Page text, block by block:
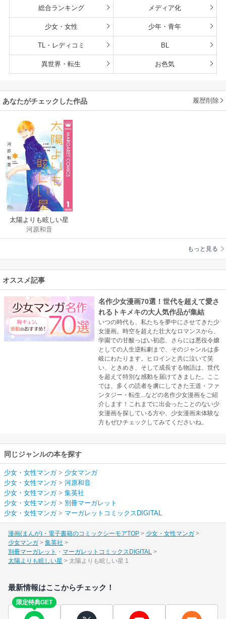
総合ランキング メディア化
少女・女性 少年・青年
TL・レディコミ BL
異世界・転生 お色気
あなたがチェックした作品 履歴削除
太陽よりも眩しい星
河原和音
もっと見る
オススメ記事
名作少女漫画70選！世代を超えて愛さ
れるトキメキの大人気作品が集結
いつの時代も、私たちを夢中にさせてきた少
女漫画。時空を超えた壮大なロマンスから、
学園での甘酸っぱい初恋、さらには悪役令嬢
としての人生逆転劇まで、そのジャンルは多
岐にわたります。ヒロインと共に泣いて笑
い、ときめき、そして成長する物語は、世代
を超えて特別な感動を届けてきました。ここ
では、多くの読者を虜にしてきた王道・ファ
ンタジー・転生...などの名作少女漫画をご紹
介します！これまでに出会ったことのない少
女漫画を探している方や、少女漫画未体験な
方もぜひチェックしてみてくださいね。
同じジャンルの本を探す
少女・女性マンガ> 少女マンガ
少女・女性マンガ> 河原和音
少女・女性マンガ> 集英社
少女・女性マンガ> 別冊マーガレット
少女・女性マンガ> マーガレットコミックスDIGITAL
漫画(まんが)・電子書籍のコミックシーモアTOP
少女・女性マンガ
少女マンガ
集英社
別冊マーガレット
マーガレットコミックスDIGITAL
太陽よりも眩しい星
太陽よりも眩しい星 1
最新情報はここからチェック！
限定特典GET